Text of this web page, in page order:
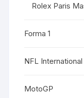
Rolex Paris
Forma 1
NFL
MotoGP